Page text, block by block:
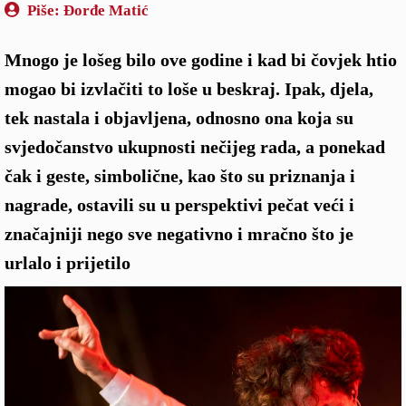
Piše: Đorđe Matić
Mnogo je lošeg bilo ove godine i kad bi čovjek htio
mogao bi izvlačiti to loše u beskraj. Ipak, djela,
tek nastala i objavljena, odnosno ona koja su
svjedočanstvo ukupnosti nečijeg rada, a ponekad
čak i geste, simbolične, kao što su priznanja i
nagrade, ostavili su u perspektivi pečat veći i
značajniji nego sve negativno i mračno što je
urlalo i prijetilo